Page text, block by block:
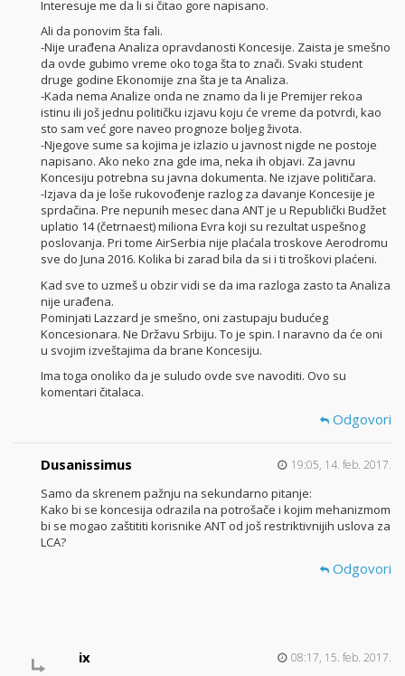
Interesuje me da li si čitao gore napisano.
Ali da ponovim šta fali.
-Nije urađena Analiza opravdanosti Koncesije. Zaista je smešno
da ovde gubimo vreme oko toga šta to znači. Svaki student
druge godine Ekonomije zna šta je ta Analiza.
-Kada nema Analize onda ne znamo da li je Premijer rekoa
istinu ili još jednu političku izjavu koju će vreme da potvrdi, kao
sto sam već gore naveo prognoze boljeg života.
-Njegove sume sa kojima je izlazio u javnost nigde ne postoje
napisano. Ako neko zna gde ima, neka ih objavi. Za javnu
Koncesiju potrebna su javna dokumenta. Ne izjave političara.
-Izjava da je loše rukovođenje razlog za davanje Koncesije je
sprdačina. Pre nepunih mesec dana ANT je u Republički Budžet
uplatio 14 (četrnaest) miliona Evra koji su rezultat uspešnog
poslovanja. Pri tome AirSerbia nije plaćala troskove Aerodromu
sve do Juna 2016. Kolika bi zarad bila da si i ti troškovi plaćeni.
Kad sve to uzmeš u obzir vidi se da ima razloga zasto ta Analiza
nije urađena.
Pominjati Lazzard je smešno, oni zastupaju budućeg
Koncesionara. Ne Državu Srbiju. To je spin. I naravno da će oni
u svojim izveštajima da brane Koncesiju.
Ima toga onoliko da je suludo ovde sve navoditi. Ovo su
komentari čitalaca.
Odgovori
Dusanissimus 19:05, 14. feb. 2017.
Samo da skrenem pažnju na sekundarno pitanje:
Kako bi se koncesija odrazila na potrošače i kojim mehanizmom
bi se mogao zaštititi korisnike ANT od još restriktivnijih uslova za
LCA?
Odgovori
ix 08:17, 15. feb. 2017.